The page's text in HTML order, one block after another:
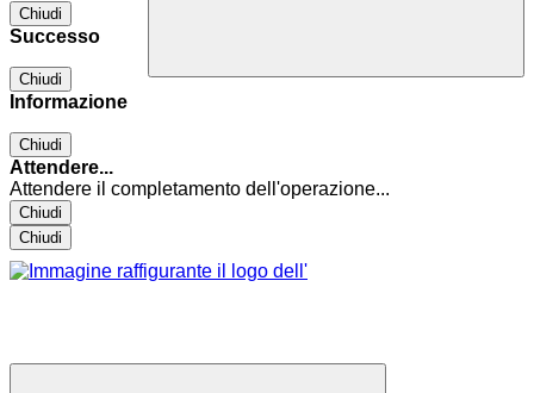
Chiudi
Successo
Chiudi
Informazione
Chiudi
Attendere...
Attendere il completamento dell'operazione...
Chiudi
Chiudi